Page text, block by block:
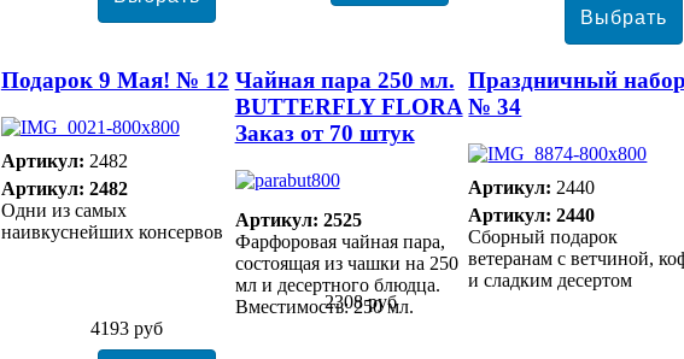
4193 руб
Подарок 9 Мая! № 12
Артикул: 2482
Артикул: 2482
Одни из самых
наивкуснейших консервов
2308 руб
Чайная пара 250 мл.
BUTTERFLY FLORA
Заказ от 70 штук
Артикул: 2525
Фарфоровая чайная пара,
состоящая из чашки на 250
мл и десертного блюдца.
Вместимость: 250 мл.
Праздничный набор
№ 34
Артикул: 2440
Артикул: 2440
Сборный подарок
ветеранам с ветчиной,
и сладким десертом